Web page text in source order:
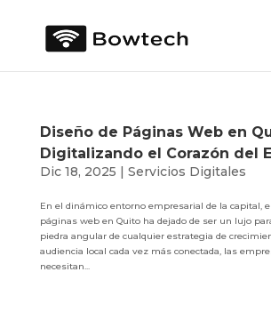
Diseño de Páginas Web en
Digitalizando el Corazón del
Dic 18, 2025 | Servicios Digitales
En el dinámico entorno empresarial de la capital,
páginas web en Quito ha dejado de ser un lujo
piedra angular de cualquier estrategia de
audiencia local cada vez más conectada, las
necesitan...